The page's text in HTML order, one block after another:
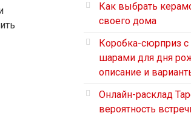
Как выбрать
своего дома
Коробка-сюрприз
шарами для дня
описание и
Онлайн-расклад
вероятность